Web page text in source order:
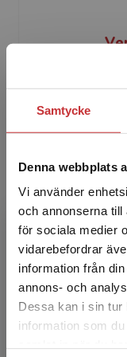
Samtycke
Denna webbplats
Vi använder
och annonserna till
för sociala medier
vidarebefordrar
information från
annons- och
Dessa kan i sin tur
information som
Det verkar
Vendela
föreläsa och
andraspråk vid
Jeanna
universitet.